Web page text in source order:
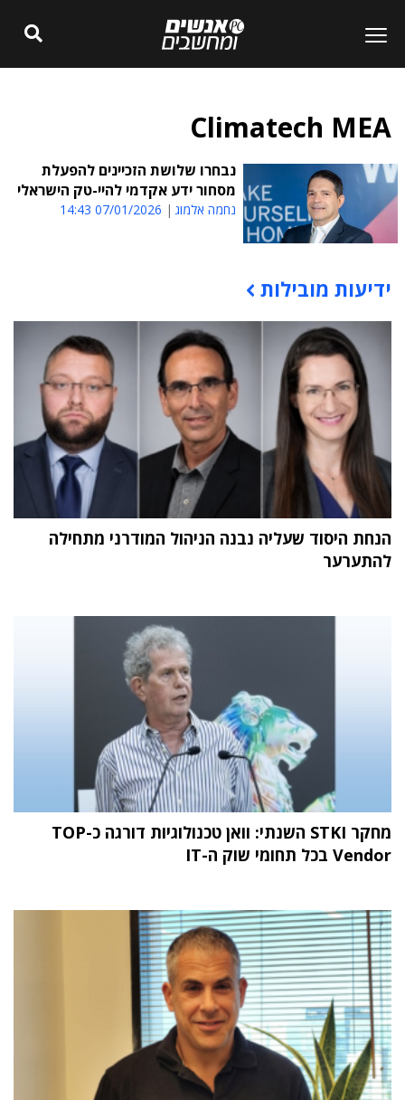
Climatech MEA
נבחרו שלושת הזכיינים להפעלת
מסחור ידע אקדמי להיי-טק הישראלי
נחמה אלמוג 07/01/2026 14:43
תוכן פרסומי
ידיעות מובילות
הנחת היסוד שעליה נבנה הניהול המודרני מתחילה
להתערער
מחקר STKI השנתי: וואן טכנולוגיות דורגה כ-TOP
Vendor בכל תחומי שוק ה-IT